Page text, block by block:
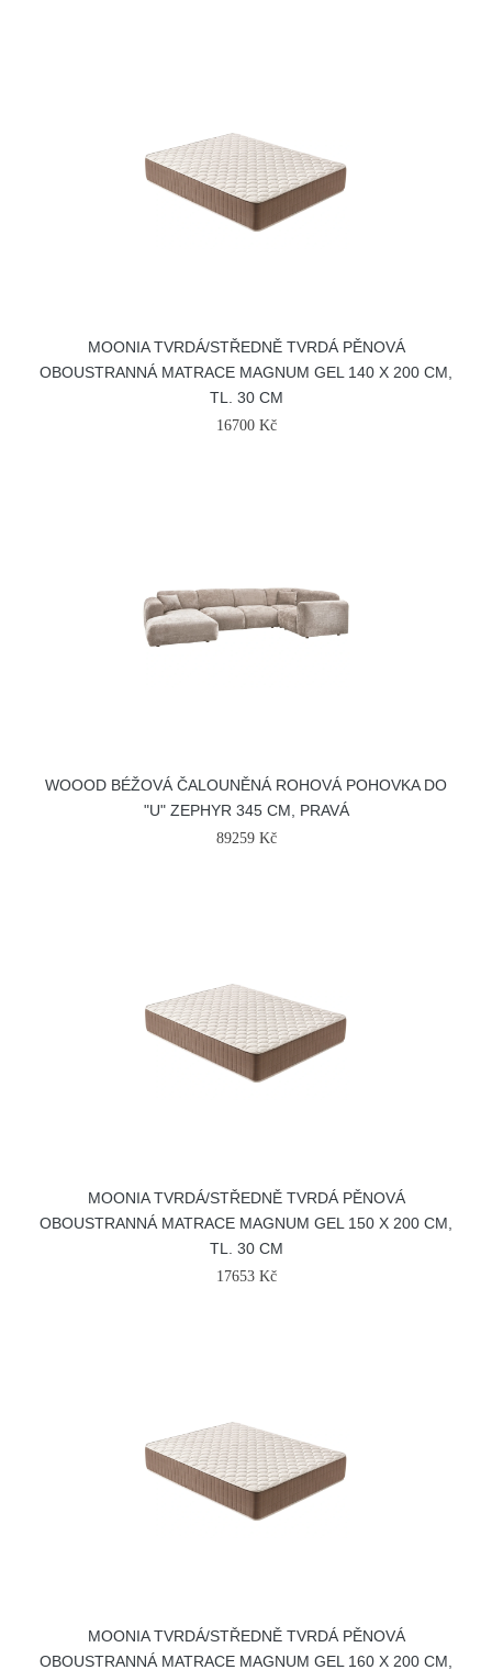
MOONIA TVRDÁ/STŘEDNĚ TVRDÁ PĚNOVÁ
OBOUSTRANNÁ MATRACE MAGNUM GEL 140 X 200 CM,
TL. 30 CM
16700 Kč
WOOOD BÉŽOVÁ ČALOUNĚNÁ ROHOVÁ POHOVKA DO
"U" ZEPHYR 345 CM, PRAVÁ
89259 Kč
MOONIA TVRDÁ/STŘEDNĚ TVRDÁ PĚNOVÁ
OBOUSTRANNÁ MATRACE MAGNUM GEL 150 X 200 CM,
TL. 30 CM
17653 Kč
MOONIA TVRDÁ/STŘEDNĚ TVRDÁ PĚNOVÁ
OBOUSTRANNÁ MATRACE MAGNUM GEL 160 X 200 CM,